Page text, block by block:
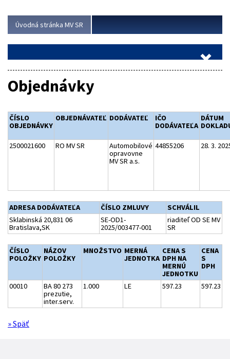
Úvodná stránka MV SR
Objednávky
ČÍSLO
OBJEDNÁVKY
OBJEDNÁVATEĽ DODÁVATEĽ
IČO
DODÁVATEĽA
DÁTUM
2500021600 RO MV SR
Automobilové
opravovne
MV SR a.s.
44855206 28. 3.
ADRESA DODÁVATEĽA ČÍSLO ZMLUVY
SCHVÁLIL
Sklabinská 20,831 06
Bratislava,SK
SE-OD1-
2025/003477-001
riaditeľ OD SE MV
SR
ČÍSLO
POLOŽKY
NÁZOV
POLOŽKY
MNOŽSTVO MERNÁ
JEDNOTKA
CENA S
DPH NA
MERNÚ
JEDNOTKU
CENA
S
DPH
00010
BA 80 273
prezutie,
inter.serv.
1.000 LE 597.23 597.23
» Späť